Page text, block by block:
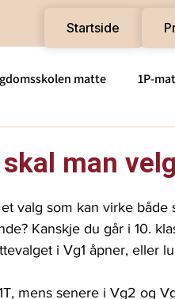
Startside
matte 1P-
2PY
man
valg som kan virke
Kanskje du går i 10.
i Vg1 åpner, eller
mens senere i Vg2 og